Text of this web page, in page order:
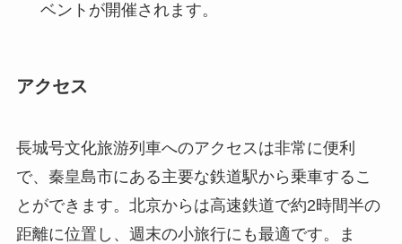
文化展示車両: 列車内に設置された展示車両で
特別イベント
アクセス